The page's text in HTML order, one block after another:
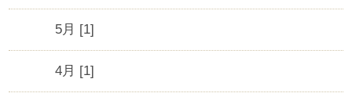
5月 [1]
4月 [1]